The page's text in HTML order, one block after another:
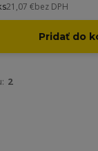
21,07 €bez DPH
Pridať do
2